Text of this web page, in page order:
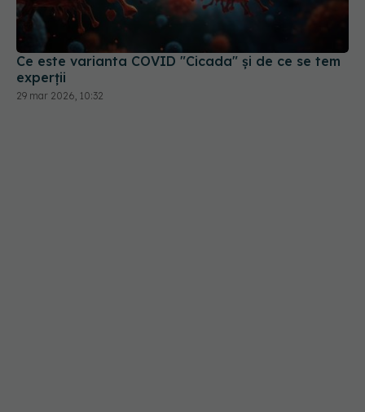
Ce este varianta COVID "Cicada" și de ce se tem
experții
29 mar 2026, 10:32